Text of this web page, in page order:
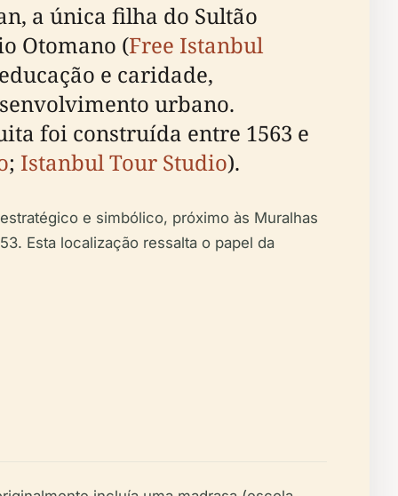
a única filha do Sultão
Otomano (Free Istanbul
e caridade,
urbano.
foi construída entre 1563 e
; Istanbul Tour Studio).
e simbólico, próximo às Muralhas
Esta localização ressalta o papel da